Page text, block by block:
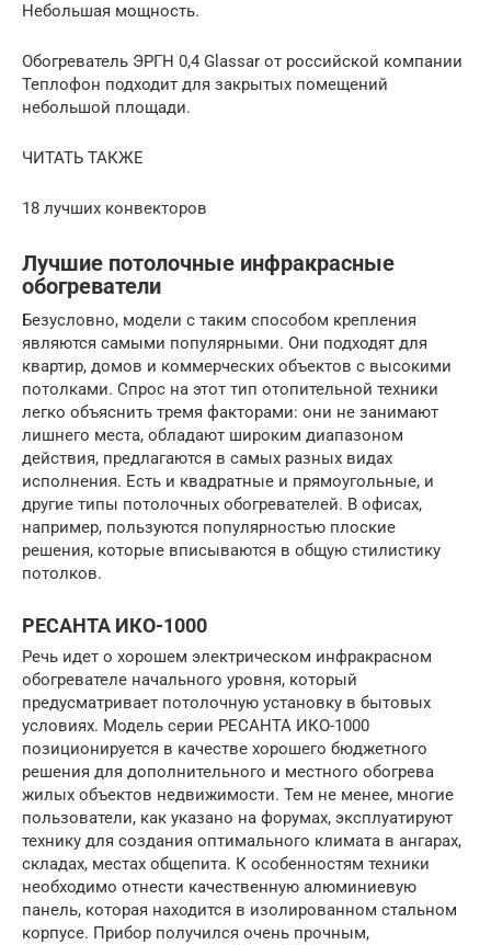
Небольшая мощность.
Обогреватель ЭРГН 0,4 Glassar от российской компании
Теплофон подходит для закрытых помещений
небольшой площади.
ЧИТАТЬ ТАКЖЕ
18 лучших конвекторов
Лучшие потолочные инфракрасные
обогреватели
Безусловно, модели с таким способом крепления
являются самыми популярными. Они подходят для
квартир, домов и коммерческих объектов с высокими
потолками. Спрос на этот тип отопительной техники
легко объяснить тремя факторами: они не занимают
лишнего места, обладают широким диапазоном
действия, предлагаются в самых разных видах
исполнения. Есть и квадратные и прямоугольные, и
другие типы потолочных обогревателей. В офисах,
например, пользуются популярностью плоские
решения, которые вписываются в общую стилистику
потолков.
РЕСАНТА ИКО-1000
Речь идет о хорошем электрическом инфракрасном
обогревателе начального уровня, который
предусматривает потолочную установку в бытовых
условиях. Модель серии РЕСАНТА ИКО-1000
позиционируется в качестве хорошего бюджетного
решения для дополнительного и местного обогрева
жилых объектов недвижимости. Тем не менее, многие
пользователи, как указано на форумах, эксплуатируют
технику для создания оптимального климата в ангарах,
складах, местах общепита. К особенностям техники
необходимо отнести качественную алюминиевую
панель, которая находится в изолированном стальном
корпусе. Прибор получился очень прочным,